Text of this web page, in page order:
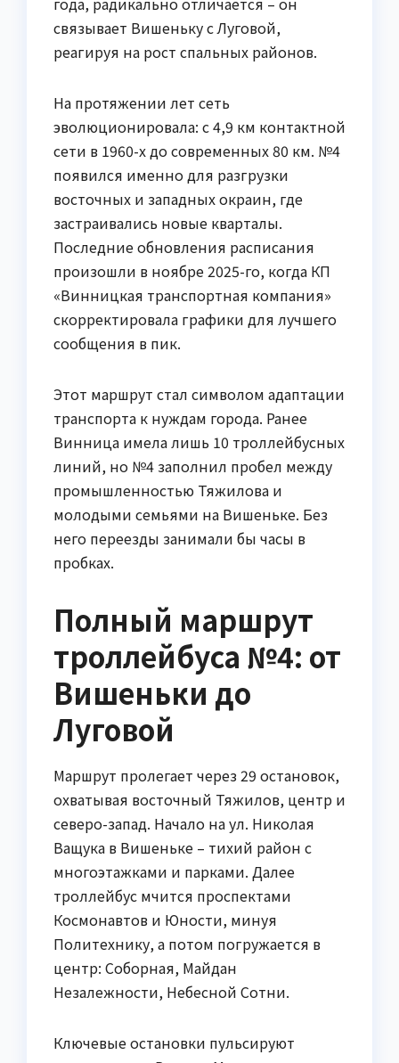
связывает Вишеньку с Луговой,
реагируя на рост спальных районов.
На протяжении лет сеть
эволюционировала: с 4,9 км контактной
сети в 1960-х до современных 80 км. №4
появился именно для разгрузки
восточных и западных окраин, где
застраивались новые кварталы.
Последние обновления расписания
произошли в ноябре 2025-го, когда КП
«Винницкая транспортная компания»
скорректировала графики для лучшего
сообщения в пик.
Этот маршрут стал символом адаптации
транспорта к нуждам города. Ранее
Винница имела лишь 10 троллейбусных
линий, но №4 заполнил пробел между
промышленностью Тяжилова и
молодыми семьями на Вишеньке. Без
него переезды занимали бы часы в
пробках.
Полный маршрут
троллейбуса №4: от
Вишеньки до
Луговой
Маршрут пролегает через 29 остановок,
охватывая восточный Тяжилов, центр и
северо-запад. Начало на ул. Николая
Ващука в Вишеньке – тихий район с
многоэтажками и парками. Далее
троллейбус мчится проспектами
Космонавтов и Юности, минуя
Политехнику, а потом погружается в
центр: Соборная, Майдан
Незалежности, Небесной Сотни.
Ключевые остановки пульсируют